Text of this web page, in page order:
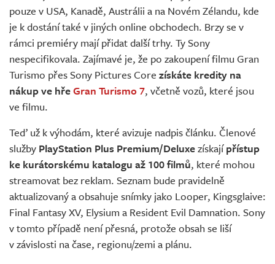
pouze v USA, Kanadě, Austrálii a na Novém Zélandu, kde
je k dostání také v jiných online obchodech. Brzy se v
rámci premiéry mají přidat další trhy. Ty Sony
nespecifikovala. Zajímavé je, že po zakoupení filmu Gran
Turismo přes Sony Pictures Core získáte kredity na
nákup ve hřeGran Turismo 7, včetně vozů, které jsou
ve filmu.
Teď už k výhodám, které avizuje nadpis článku. Členové
služby PlayStation Plus Premium/Deluxezískajípřístup
ke kurátorskému katalogu až 100 filmů, které mohou
streamovat bez reklam. Seznam bude pravidelně
aktualizovaný a obsahuje snímky jako Looper, Kingsglaive:
Final Fantasy XV, Elysium a Resident Evil Damnation. Sony
v tomto případě není přesná, protože obsah se liší
v závislosti na čase, regionu/zemi a plánu.